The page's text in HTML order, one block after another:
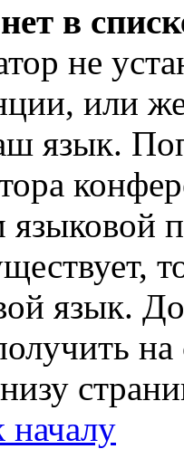
в
не
или
язык.
язык.
на
началу